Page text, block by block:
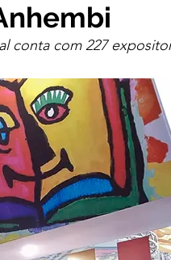
conta com 227